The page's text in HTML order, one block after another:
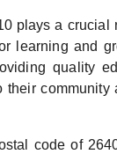
plays a
learning and
quality
code of